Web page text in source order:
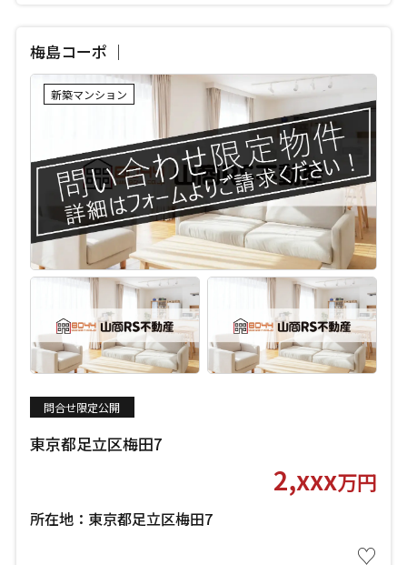
梅島コーポ ｜
新築マンション
問合せ限定公開
東京都足立区梅田7
2,xxx万円
所在地：東京都足立区梅田7
♡